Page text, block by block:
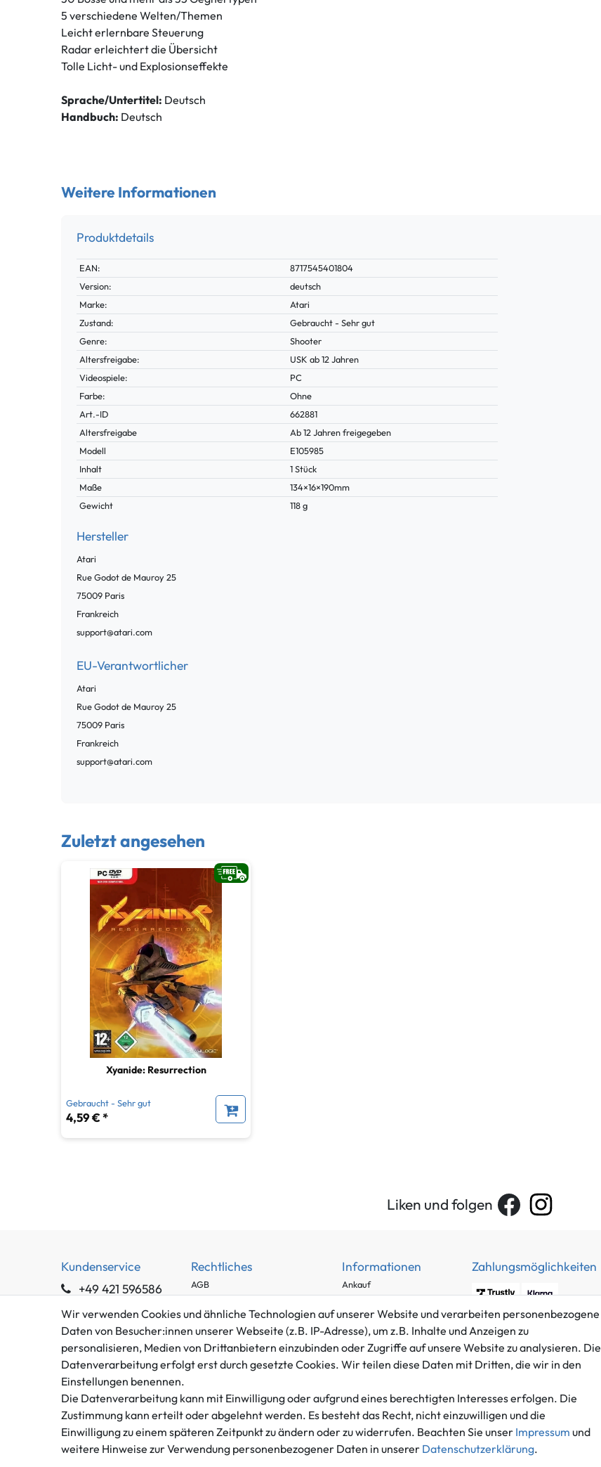
5 verschiedene Welten/Themen
Leicht erlernbare Steuerung
Radar erleichtert die Übersicht
Tolle Licht- und Explosionseffekte
Sprache/Untertitel: Deutsch
Handbuch: Deutsch
Weitere Informationen
Produktdetails
Technisches
Merkmal
Wert
EAN:
8717545401804
Version:
deutsch
Marke:
Atari
Zustand:
Gebraucht - Sehr gut
Genre:
Shooter
Altersfreigabe:
USK ab 12 Jahren
Videospiele:
PC
Farbe:
Ohne
Technisches
Merkmal
Wert
Art.-ID
662881
Altersfreigabe
Ab 12 Jahren freigegeben
Modell
E105985
Inhalt
1 Stück
Maße
134×16×190mm
Gewicht
118 g
Hersteller
Atari
Rue Godot de Mauroy25
75009 Paris
Frankreich
support@atari.com
EU-Verantwortlicher
Atari
Rue Godot de Mauroy25
75009 Paris
Frankreich
support@atari.com
Zuletzt angesehen
Xyanide: Resurrection
Gebraucht - Sehr gut
4,59 € *
Liken und folgen
Kundenservice
+49 421 596586
info@gameworld.de
Kontaktformular
Rechtliches
AGB
Datenschutzerklärung
Barrierefreiheitserklärung
Widerrufs­recht
Informationen
Ankauf
Häufig gestellte Fragen
Zahlung und Versand
Batterieentsorgung
Zahlungsmöglichkeiten
Mitglied im Händlerbund
Versand innerhalb Deutschlands.
*Alle Preise inkl. gesetzlicher MwSt.,zzgl. Versandkosten
Wir verwenden Cookies und ähnliche Technologien auf unserer Website und verarbeiten personenbezogene
Daten von Besucher:innen unserer Webseite (z.B. IP-Adresse), um z.B. Inhalte und Anzeigen zu
personalisieren, Medien von Drittanbietern einzubinden oder Zugriffe auf unsere Website zu analysieren. Die
Datenverarbeitung erfolgt erst durch gesetzte Cookies. Wir teilen diese Daten mit Dritten, die wir in den
Einstellungen benennen.
Die Datenverarbeitung kann mit Einwilligung oder aufgrund eines berechtigten Interesses erfolgen. Die
Zustimmung kann erteilt oder abgelehnt werden. Es besteht das Recht, nicht einzuwilligen und die
Einwilligung zu einem späteren Zeitpunkt zu ändern oder zu widerrufen. Beachten Sie unser Impressum und
weitere Hinweise zur Verwendung personenbezogener Daten in unserer Daten­schutz­erklärung.